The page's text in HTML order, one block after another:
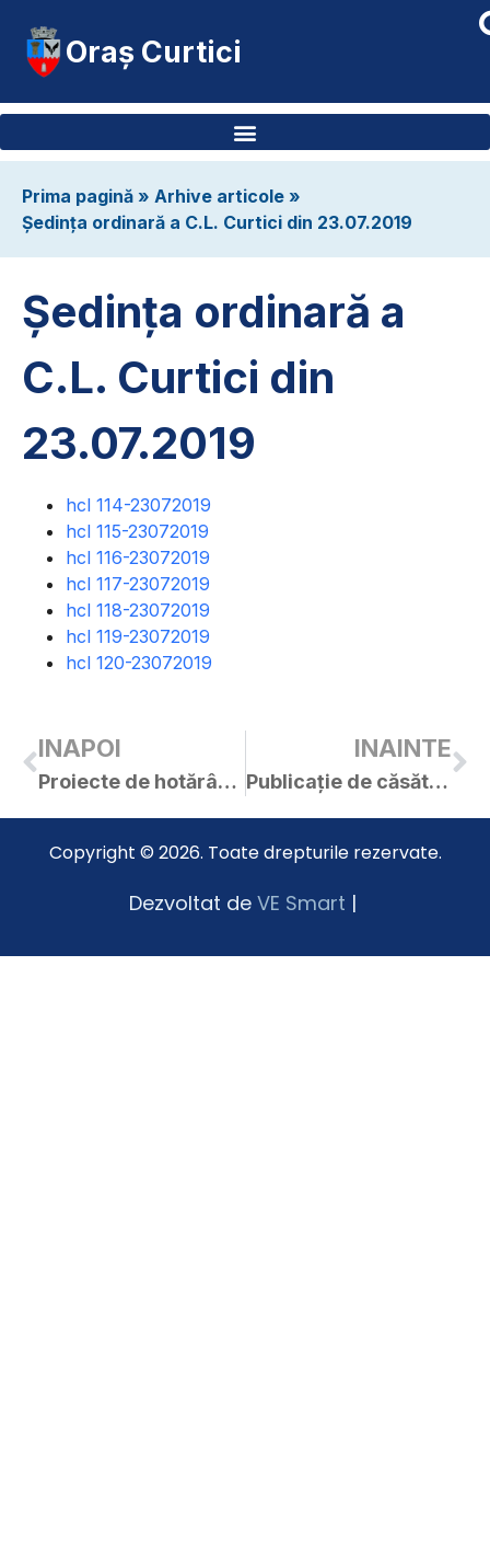
Oraș Curtici
Prima pagină » Arhive articole »
Ședința ordinară a C.L. Curtici din 23.07.2019
Ședința ordinară a
C.L. Curtici din
23.07.2019
hcl 114-23072019
hcl 115-23072019
hcl 116-23072019
hcl 117-23072019
hcl 118-23072019
hcl 119-23072019
hcl 120-23072019
INAPOI
Proiecte de hotărâri pentru ședința de îndată din 25.07.2019
INAINTE
Publicație de căsătorie – Voinea Cosmin / Haida Adelina
Copyright © 2026. Toate drepturile rezervate.
Dezvoltat de VE Smart |